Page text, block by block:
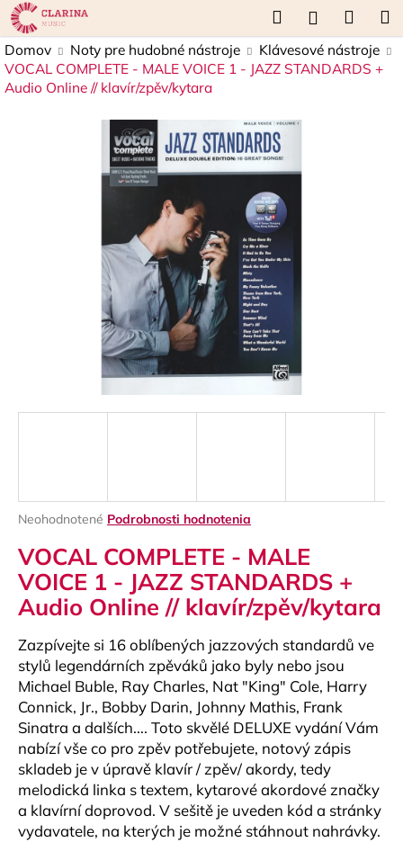
Prejsť
na
obsah
Hľadať
košík
Domov Noty pre hudobné nástroje
Klávesové nástroje
VOCAL COMPLETE - MALE VOICE 1 - JAZZ STANDARDS +
Audio Online // klavír/zpěv/kytara
Priemerné
produktu
je
0,0
z
5
hviezdičiek.
Neohodnotené Podrobnosti hodnotenia
VOCAL COMPLETE - MALE
VOICE 1 - JAZZ STANDARDS +
Audio Online // klavír/zpěv/kytara
Zazpívejte si 16 oblíbených jazzových standardů ve
stylů legendárních zpěváků jako byly nebo jsou
Michael Buble, Ray Charles, Nat "King" Cole, Harry
Connick, Jr., Bobby Darin, Johnny Mathis, Frank
Sinatra a dalších.... Toto skvělé DELUXE vydání Vám
nabízí vše co pro zpěv potřebujete, notový zápis
skladeb je v úpravě klavír / zpěv/ akordy, tedy
melodická linka s textem, kytarové akordové značky
a klavírní doprovod. V sešitě je uveden kód a stránky
vydavatele, na kterých je možné stáhnout nahrávky.
K
o
š
Späť
Späť
Č
ť
?
HĽADAŤ
O
d
p
o
r
ú
č
a